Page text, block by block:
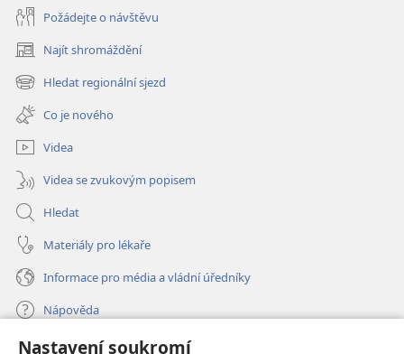
Nastavení soukromí
Požádejte o návštěvu
Najít shromáždění
(otevřeno
nové
okno)
Hledat regionální sjezd
(otevřeno
nové
okno)
Co je nového
Videa
Videa se zvukovým popisem
Hledat
Materiály pro lékaře
Informace pro média a vládní úředníky
Nápověda